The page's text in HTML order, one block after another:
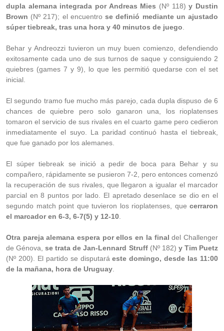
dupla alemana integrada por Andreas Mies (Nº 118)y Dustin
Brown (Nº 217); el encuentrose definió mediante un ajustado
súper tiebreak, tras una hora y 40 minutos de juego
Behar y Andreozzi tuvieron un muy buen comienzo, defendiendo
exitosamente cada uno de sus turnos de saque y consiguiendo 2
quiebres (games 7 y 9), lo que les permitió quedarse con el set
inicial.
El segundo tramo fue mucho más parejo, cada dupla dispuso de 6
chances de quiebre pero solo ganaron una, los rioplatenses
tomaron el servicio de sus rivales en el cuarto game pero cedieron
inmediatamente el suyo. La paridad continuó hasta el tiebreak,
que fue ganado por los alemanes.
El súper tiebreak se inició a pedir de boca para Behar y su
compañero, rápidamente se pusieron 7-2, pero entonces comenzó
la recuperación de sus rivales, que llegaron a igualar el marcador
parcial en 8 puntos por lado. El apretado desenlace se dio en el
segundo match point que tuvieron los rioplatenses, que cerraron
el marcador en 6-3, 6-7(5) y 12-10
Otra pareja alemana espera por ellos en la final del Challenger
de Génova,se trata de Jan-Lennard Struff(Nº 182) y Tim Puetz
(Nº 200). El partido se disputaráeste domingo, desde las 11:00
de la mañana, hora de Uruguay